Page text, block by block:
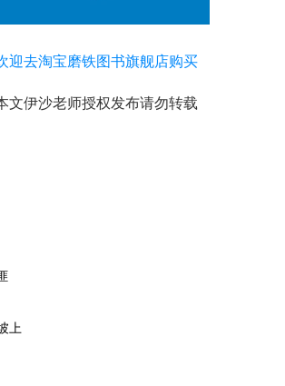
迎去淘宝磨铁图书旗舰店购买
文伊沙老师授权发布请勿转载
上